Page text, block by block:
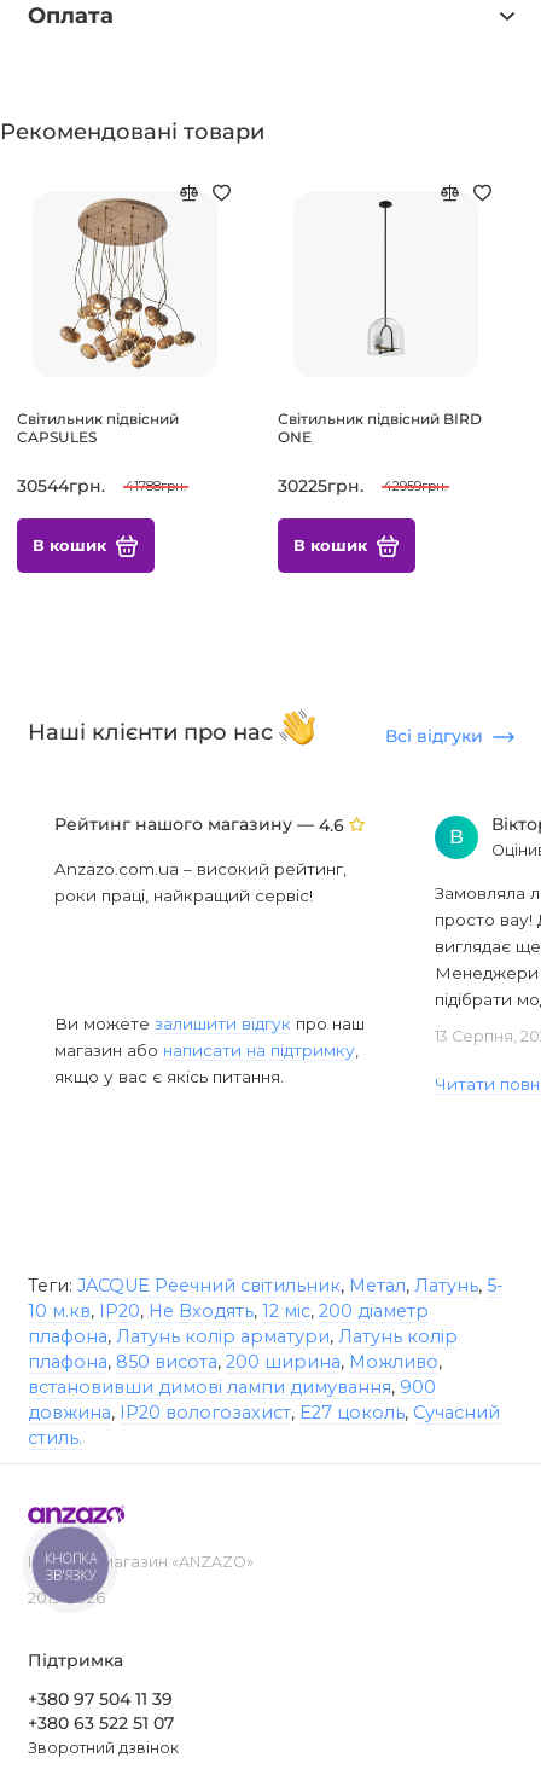
Оплата
Рекомендовані товари
Світильник підвісний
CAPSULES
30544грн. 41788грн.
В кошик
Світильник підвісний BIRD
ONE
30225грн. 42959грн.
В кошик
Наші клієнти про нас Всі відгуки
Рейтинг нашого магазину — 4.6
Anzazo.com.ua – високий рейтинг,
роки праці, найкращий сервіс!
Ви можете залишити відгук про наш
магазин або написати на підтримку
якщо у вас є якісь питання.
В
Замовляла
просто вау!
виглядає
Менеджери
підібрати
13 Серпня,
Читати
Теги: JACQUE Реечний світильник, Метал, Латунь, 5-
10 м.кв, IP20, Не Входять, 12 міс, 200 діаметр
плафона, Латунь колір арматури, Латунь колір
плафона, 850 висота, 200 ширина, Можливо,
встановивши димові лампи димування, 900
довжина, IP20 вологозахист, E27 цоколь, Сучасний
стиль.
Інтернет-магазин «ANZAZO»
2019-2026
Підтримка
+380 97 504 11 39
+380 63 522 51 07
Зворотний дзвінок
КНОПКА
ЗВ'ЯЗКУ